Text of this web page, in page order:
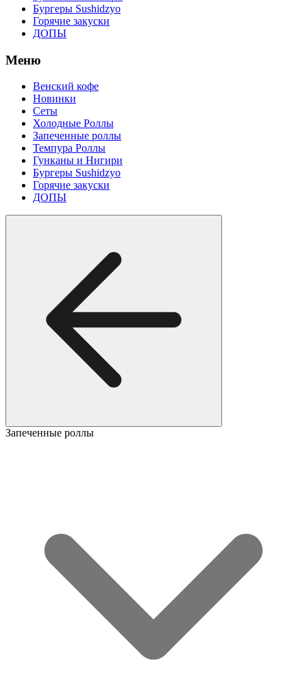
Бургеры Sushidzyo
Горячие закуски
ДОПЫ
Меню
Венский кофе
Новинки
Сеты
Холодные Роллы
Запеченные роллы
Темпура Роллы
Гунканы и Нигири
Бургеры Sushidzyo
Горячие закуски
ДОПЫ
Запеченные роллы